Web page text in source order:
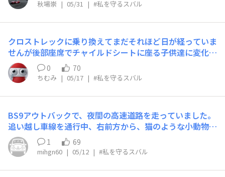
度も走りました。 走行不能なほどに損傷しても部品交
換で治せたのは頑丈な車体があるからこそだと思います。
何も言いません。しかし、車を大切にしているので安全運
な機能がついているはずですが、過信せず、引き続き気を
引き締めて走りたいです。皆様 本日も安全運転で('ω')
ノ
れず、落下物を踏んだようでした。前走車②【左車線を走
行】は左側に回避行動をとれています。私【右車線を走
た…【位置関係】落下物 ｜〇①｜ ｜②〇｜ ｜〇私
｜【ふりかえり】・低速左カーブでの前走車①②の位置関
係で落下物発見がギリギリになった。・Rの大きい低速カ
ーブであり、追い越しで走るには反省すべき点があった
り 右車線を走っていなければ自車のエスケープゾーンは
得られず 落下物を踏まざるを得なかったと思います。 2
車線をまたぐ落下物は正直なところ、自分の「かもしれな
い運転」の辞書【想定】にありませんでした。「こんなも
のが落ちていることもある。」という部分があり、共有さ
せて頂こうと思いました。※録画には車関係の企業理念の
秋場崇 | 05/31 | #私を守るスバル
クロストレックに乗り換えてまだそれほど日が経っていま
せんが後部座席でチャイルドシートに座る子供達に変化が
以前に乗っていた某社の車よりも明らかに寝るまでの時間
が短くなりましたストロングハイブリッドゆえEVモード
での静粛性はもちろんですがエンジンがスタートしてもと
ても静かです水平対抗エンジンだからでしょうか？それに
一番大きいと感じていますまだ幼い為、理屈でなく本能で
スバル車の安全性を理解しているんだと感じました
0 70
ちむみ | 05/17 | #私を守るスバル
BS9アウトバックで、夜間の高速道路を走っていました。
追い越し車線を通行中、右前方から、猫のような小動物が
飛び出してきました。高速道路での急ハンドルは安全上は
厳禁ですが、思わず避けようとして左にハンドルを切って
しまいました。小動物を避けはしたものの、BS9は大きく
左車線へ、そして側壁への衝突を避けるために次に右へハ
1 69
mihgn60 | 05/12 | #私を守るスバル